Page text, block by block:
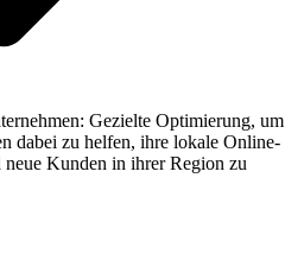
Gezielte Optimierung, um
dabei zu helfen, ihre lokale Online-
neue Kunden in ihrer Region zu